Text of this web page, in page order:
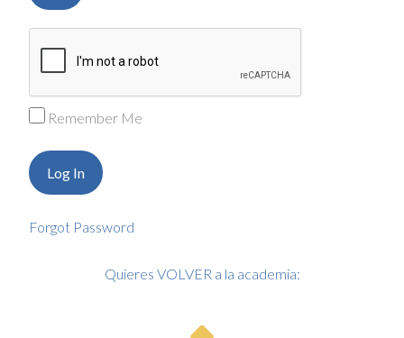
Remember Me
Forgot Password
Quieres VOLVER a la academia: